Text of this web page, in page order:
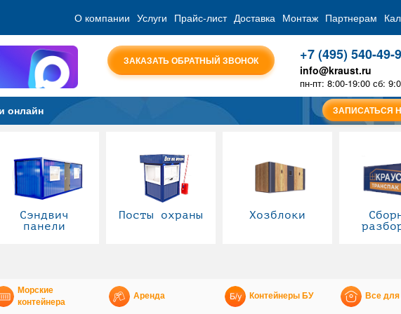
О компании Услуги Прайс-лист Доставка Монтаж Партнерам
ЗАКАЗАТЬ ОБРАТНЫЙ ЗВОНОК +7 (495) 540-49-
info@kraust.ru
пн-пт: 8:00-19:00 сб:
онлайн ЗАПИСАТЬСЯ
Сэндвич
панели
Посты охраны Хозблоки
Морские
контейнера
Аренда Контейнеры БУ Все